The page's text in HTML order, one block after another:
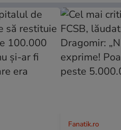
Fanatik.ro